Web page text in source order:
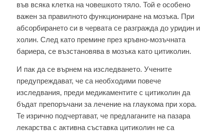
във всяка клетка на човешкото тяло. Той е особено
важен за правилното функциониране на мозъка. При
абсорбирането си в червата се разгражда до уридин и
холин. След като премине през кръвно-мозъчната
бариера, се възстановява в мозъка като цитиколин.
И пак да се върнем на изследването. Учените
предупреждават, че са необходими повече
изследвания, преди медикаментите с цитиколин да
бъдат препоръчани за лечение на глаукома при хора.
Те изрично подчертават, че предлаганите на пазара
лекарства с активна съставка цитиколин не са